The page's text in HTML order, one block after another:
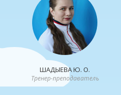
ШАДЫЕВА Ю. О.
Тренер-преподаватель